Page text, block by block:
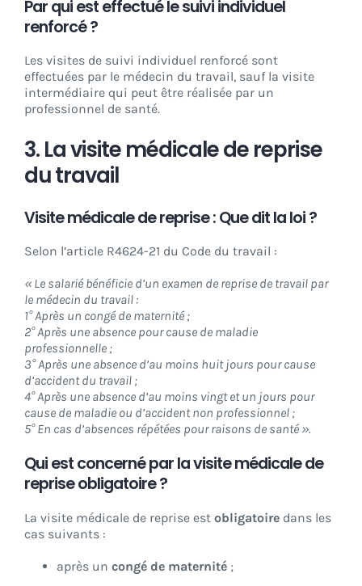
Par qui est effectué le suivi individuel
renforcé ?
Les visites de suivi individuel renforcé sont
effectuées par le médecin du travail, sauf la visite
intermédiaire qui peut être réalisée par un
professionnel de santé.
3. La visite médicale de reprise
du travail
Visite médicale de reprise : Que dit la loi ?
Selon l’article R4624-21 du Code du travail :
« Le salarié bénéficie d’un examen de reprise de travail par
le médecin du travail :
1° Après un congé de maternité ;
2° Après une absence pour cause de maladie
professionnelle ;
3° Après une absence d’au moins huit jours pour cause
d’accident du travail ;
4° Après une absence d’au moins vingt et un jours pour
cause de maladie ou d’accident non professionnel ;
5° En cas d’absences répétées pour raisons de santé ».
Qui est concerné par la visite médicale de
reprise obligatoire ?
La visite médicale de reprise est obligatoire dans les
cas suivants :
après un congé de maternité ;